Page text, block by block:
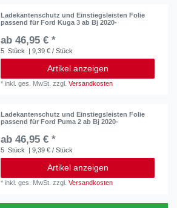
Ladekantenschutz und Einstiegsleisten Folie
passend für Ford Kuga 3 ab Bj 2020-
ab 46,95 € *
5 Stück | 9,39 € / Stück
Artikel anzeigen
*inkl. ges. MwSt. zzgl.Versandkosten
Ladekantenschutz und Einstiegsleisten Folie
passend für Ford Puma 2 ab Bj 2020-
ab 46,95 € *
5 Stück | 9,39 € / Stück
Artikel anzeigen
*inkl. ges. MwSt. zzgl.Versandkosten